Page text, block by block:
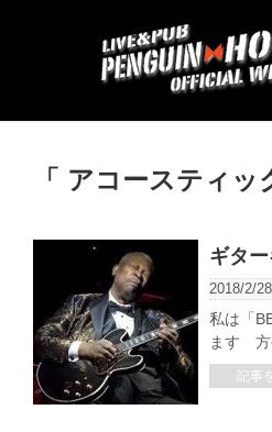
「 アコースティ
ギタ
2018/2/28
私は「
ます 方
記事